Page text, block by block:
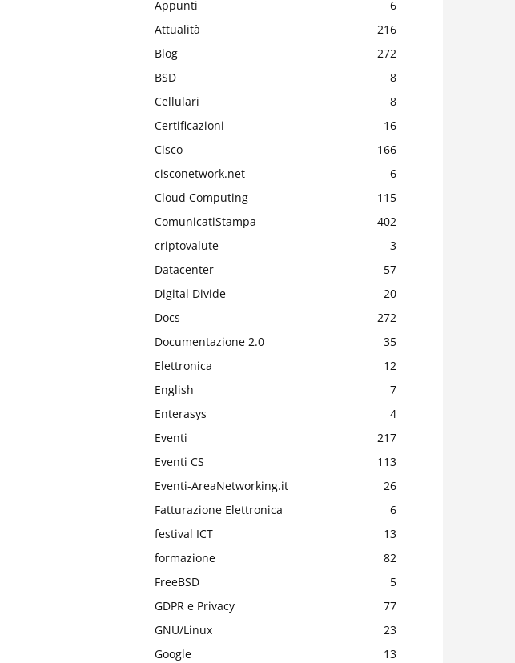
Appunti
6
Attualità
216
Blog
272
BSD
8
Cellulari
8
Certificazioni
16
Cisco
166
cisconetwork.net
6
Cloud Computing
115
ComunicatiStampa
402
criptovalute
3
Datacenter
57
Digital Divide
20
Docs
272
Documentazione 2.0
35
Elettronica
12
English
7
Enterasys
4
Eventi
217
Eventi CS
113
Eventi-AreaNetworking.it
26
Fatturazione Elettronica
6
festival ICT
13
formazione
82
FreeBSD
5
GDPR e Privacy
77
GNU/Linux
23
Google
13